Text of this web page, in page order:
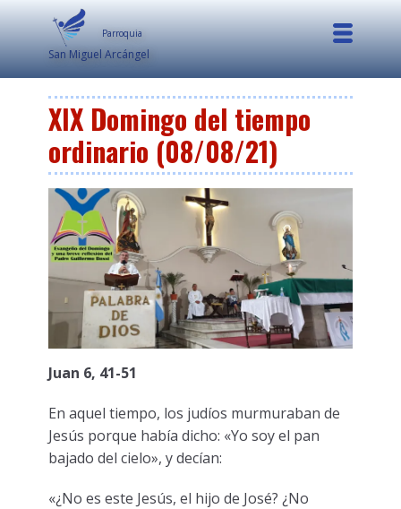
Parroquia
San Miguel Arcángel
XIX Domingo del tiempo
ordinario (08/08/21)
Juan 6, 41-51
En aquel tiempo, los judíos murmuraban de
Jesús porque había dicho: «Yo soy el pan
bajado del cielo», y decían:
«¿No es este Jesús, el hijo de José? ¿No